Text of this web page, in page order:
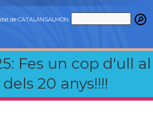
de CATALANSALMON:
Fes un cop d'ull al
20 anys!!!!